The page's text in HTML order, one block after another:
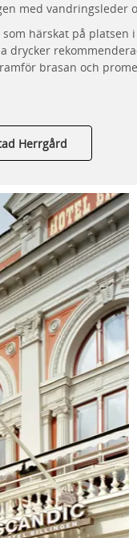
med vandringsleder
härskat på
drycker
brasan och
Herrgård